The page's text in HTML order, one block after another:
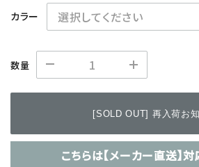
カラー
数量
[SOLD OUT] 再入荷お
こちらは【メーカー直送】